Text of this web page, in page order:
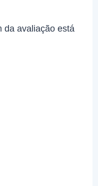
da avaliação está